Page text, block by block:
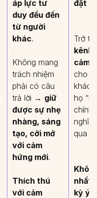
áp lực tư
duy đều đến
từ người
khác.
Không mang
trách nhiệm
phải có câu
trả lời → giữ
được sự nhẹ
nhàng, sáng
tạo, cởi mở
với cảm
hứng mới.
Thích thú
với cảm
đặt
Trở
kênh
cảm
cho
khác
họ
chính
nghĩ
qua
nhất
kỳ ý